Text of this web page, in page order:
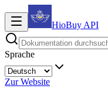
HioBuy API
Sprache
Zur Website